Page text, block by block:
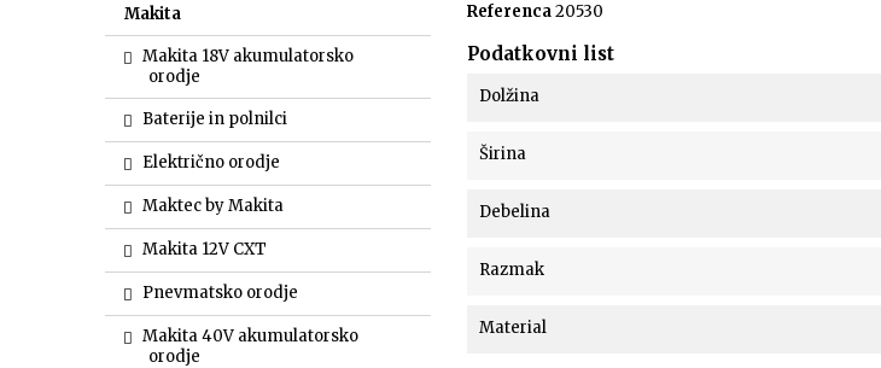
Makita
Makita 18V akumulatorsko
orodje
Baterije in polnilci
Električno orodje
Maktec by Makita
Makita 12V CXT
Pnevmatsko orodje
Makita 40V akumulatorsko
orodje
Referenca20530
Podatkovni list
Dolžina
Širina
Debelina
Razmak
Material